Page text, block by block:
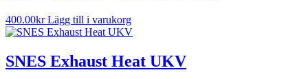
400.00kr Lägg till i varukorg
SNES Exhaust Heat UKV